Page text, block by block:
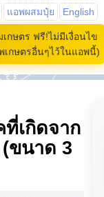
แอพผสมปุ๋ย English
กษตร ฟรี!ไม่มีเงื่อนไข
กษตรอื่นๆไว้ในแอพนี้)
เกิดจาก
ขนาด 3